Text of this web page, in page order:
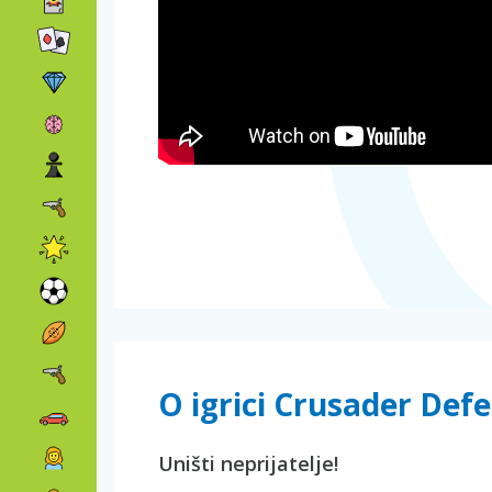
O igrici Crusader
Uništi neprijatelje!